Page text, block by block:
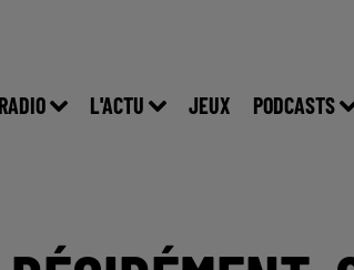
RADIO L'ACTU JEUX PODCASTS